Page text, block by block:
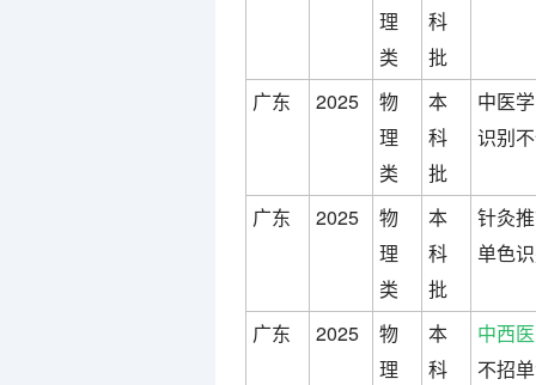
理
类
科
批
广东 2025
物
理
类
本
科
批
中医
识别
广东 2025
物
理
类
本
科
批
针灸
单色
广东 2025
物
理
本
科
中西
不招